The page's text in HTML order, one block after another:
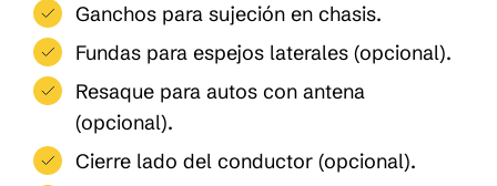
Ganchos para sujeción en chasis.
Fundas para espejos laterales (opcional).
Resaque para autos con antena
(opcional).
Cierre lado del conductor (opcional).